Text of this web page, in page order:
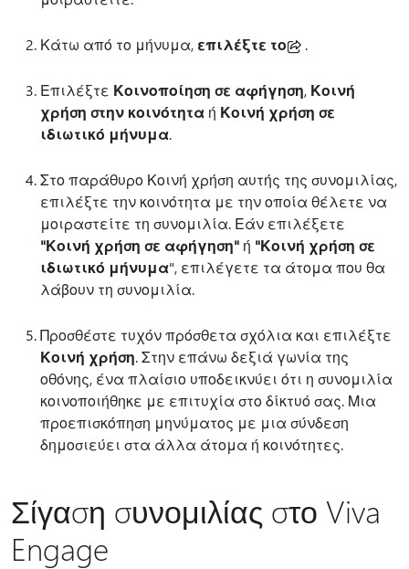
Κάτω από το μήνυμα, επιλέξτε το .
Επιλέξτε Κοινοποίηση σε αφήγηση, Κοινή
χρήση στην κοινότητα ή Κοινή χρήση σε
ιδιωτικό μήνυμα.
Στο παράθυρο Κοινή χρήση αυτής της συνομιλίας,
επιλέξτε την κοινότητα με την οποία θέλετε να
μοιραστείτε τη συνομιλία. Εάν επιλέξετε
"Κοινή χρήση σε αφήγηση" ή "Κοινή χρήση σε
ιδιωτικό μήνυμα", επιλέγετε τα άτομα που θα
λάβουν τη συνομιλία.
Προσθέστε τυχόν πρόσθετα σχόλια και επιλέξτε
Κοινή χρήση. Στην επάνω δεξιά γωνία της
οθόνης, ένα πλαίσιο υποδεικνύει ότι η συνομιλία
κοινοποιήθηκε με επιτυχία στο δίκτυό σας. Μια
προεπισκόπηση μηνύματος με μια σύνδεση
δημοσιεύει στα άλλα άτομα ή κοινότητες.
Σίγαση συνομιλίας στο Viva
Engage